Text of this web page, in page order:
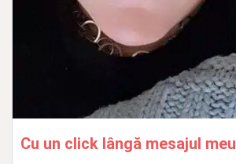
Cu un click lângă mesajul meu